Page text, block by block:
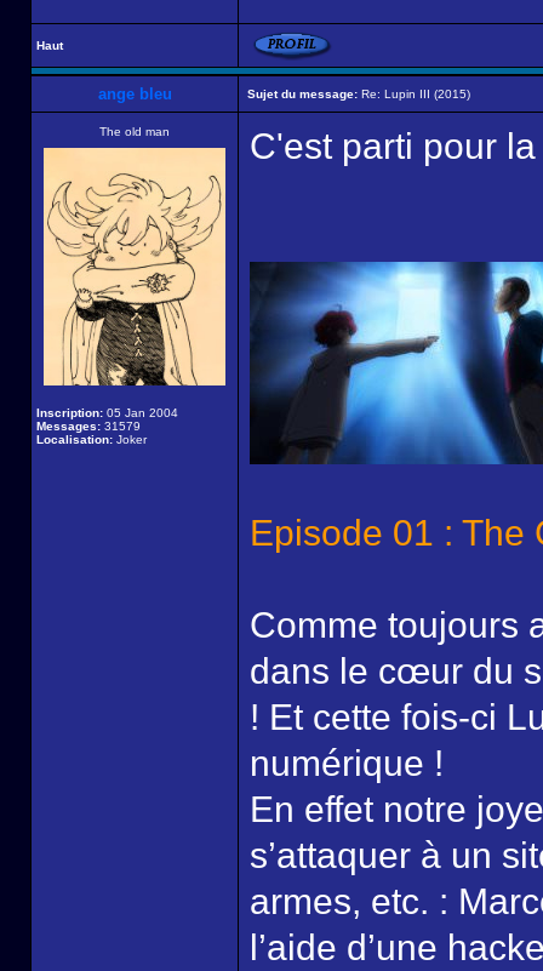
Haut
ange bleu Sujet du message: Re: Lupin III (2015)
The old man
Inscription: 05 Jan 2004
Messages: 31579
Localisation: Joker
C'est parti pour
Episode 01 : The
Comme toujours
dans le cœur du
! Et cette fois-ci
numérique !
En effet notre
s’attaquer à un
armes, etc. :
l’aide d’une